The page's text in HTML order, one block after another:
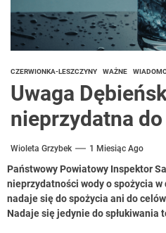
CZERWIONKA-LESZCZYNY WAŻNE
Uwaga
nieprzydatna
Wioleta Grzybek 1 Miesiąc Ago
Państwowy Powiatowy Inspektor
nieprzydatności wody o spożycia
nadaje się do spożycia ani do celów
Nadaje się jedynie do spłukiwania